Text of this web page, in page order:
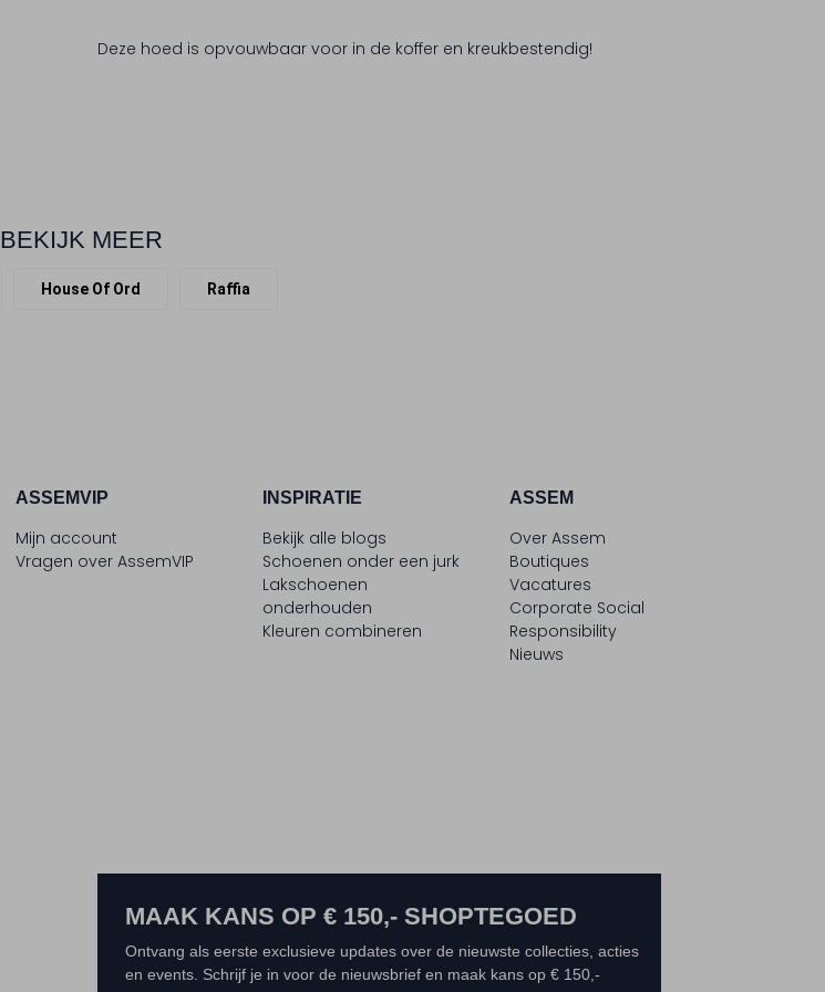
Deze hoed is opvouwbaar voor in de koffer en kreukbestendig!
BEKIJK MEER
House Of Ord Raffia
ASSEMVIP
Mijn account
Vragen over AssemVIP
INSPIRATIE
Bekijk alle blogs
Schoenen onder een jurk
Lakschoenen
onderhouden
Kleuren combineren
ASSEM
Over Assem
Boutiques
Vacatures
Corporate Social
Responsibility
Nieuws
MAAK KANS OP € 150,- SHOPTEGOED
Ontvang als eerste exclusieve updates over de nieuwste collecties, acties
en events. Schrijf je in voor de nieuwsbrief en maak kans op € 150,-